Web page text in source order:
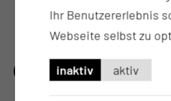
QUALITÄTSNACHWEISE
Ihr Benutzererlebnis
Webseite selbst zu
inaktiv aktiv